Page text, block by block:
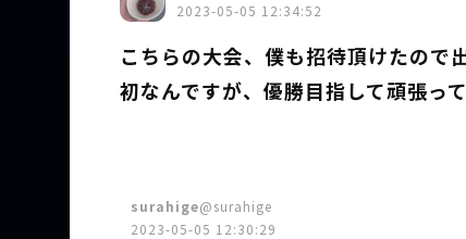
2023-05-05 12:34:52
こちらの大会、僕も招待頂けたので
初なんですが、優勝目指して頑張っ
surahige@surahige
2023-05-05 12:30:29